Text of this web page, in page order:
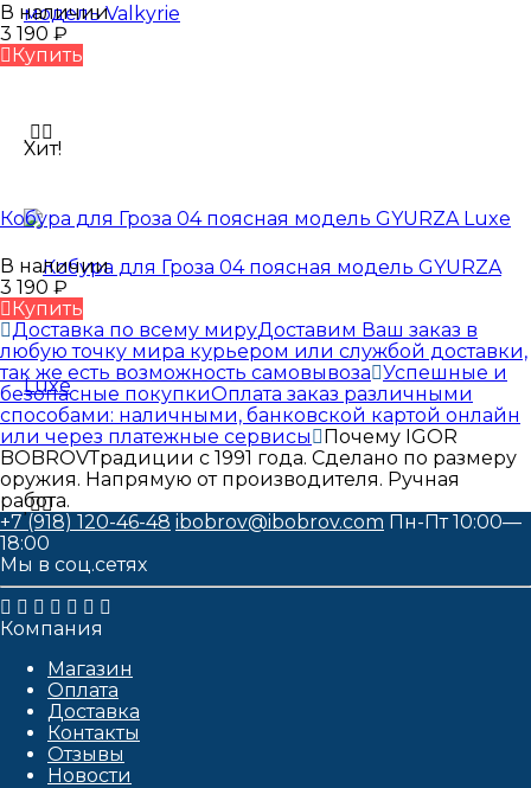
В наличии
3 190 ₽
Купить
Хит!
Кобура для Гроза 04 поясная модель GYURZA Luxe
В наличии
3 190 ₽
Купить
Доставка по всему мируДоставим Ваш заказ в
любую точку мира курьером или службой доставки,
так же есть возможность самовывоза Успешные и
безопасные покупкиОплата заказ различными
способами: наличными, банковской картой онлайн
или через платежные сервисы
Почему IGOR
BOBROVТрадиции с 1991 года. Сделано по размеру
оружия. Напрямую от производителя. Ручная
работа.
+7 (918) 120-46-48 ibobrov@ibobrov.com Пн-Пт 10:00—
18:00
Мы в соц.сетях
Компания
Магазин
Оплата
Доставка
Контакты
Отзывы
Новости